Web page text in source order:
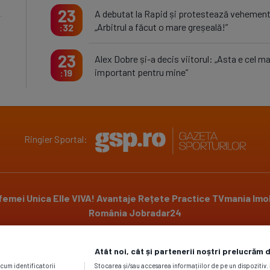
23
32
A debutat la Rapid și protestează
„Arbitrul a făcut o mare greșeală!”
23
19
Alex Dobre și-a decis viitorul: „Asta e cel
important pentru mine”
Ringier Sportal:
Unica Elle VIVA! Avantaje Rețete Practice TVmania
România Jobradar24
identificatorii
Atât noi, cât și partenerii noștri prelucrăm
Stocarea și/sau accesarea informațiilor de pe un